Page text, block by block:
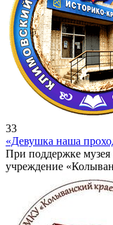
33
«Девушка наша
При поддержке
учреждение